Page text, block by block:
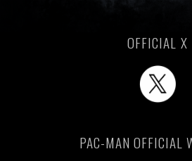
OFFICIAL X
PAC-MAN OFFICIAL